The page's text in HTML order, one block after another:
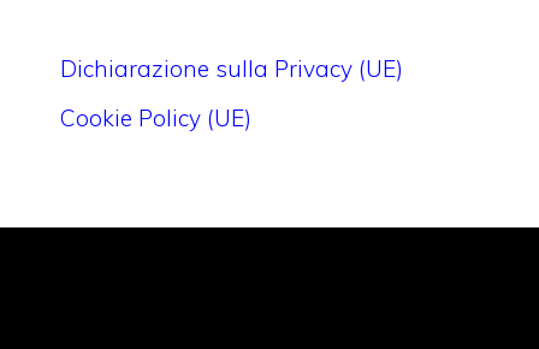
Dichiarazione sulla Privacy (UE)
Cookie Policy (UE)